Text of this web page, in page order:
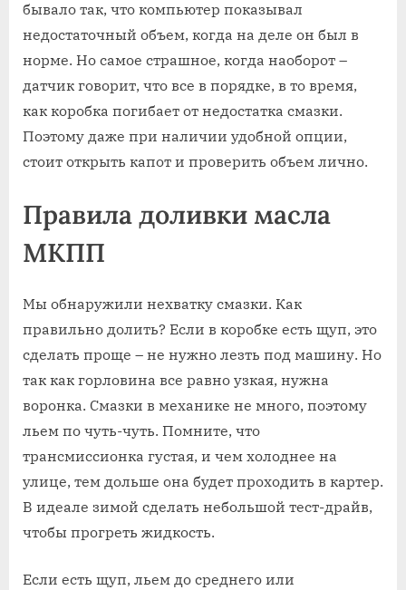
бывало так, что компьютер показывал
недостаточный объем, когда на деле он был в
норме. Но самое страшное, когда наоборот –
датчик говорит, что все в порядке, в то время,
как коробка погибает от недостатка смазки.
Поэтому даже при наличии удобной опции,
стоит открыть капот и проверить объем лично.
Правила доливки масла
МКПП
Мы обнаружили нехватку смазки. Как
правильно долить? Если в коробке есть щуп, это
сделать проще – не нужно лезть под машину. Но
так как горловина все равно узкая, нужна
воронка. Смазки в механике не много, поэтому
льем по чуть-чуть. Помните, что
трансмиссионка густая, и чем холоднее на
улице, тем дольше она будет проходить в картер.
В идеале зимой сделать небольшой тест-драйв,
чтобы прогреть жидкость.
Если есть щуп, льем до среднего или